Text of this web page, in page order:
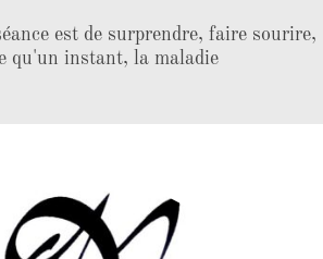
est de surprendre, faire sourire,
qu'un instant, la maladie